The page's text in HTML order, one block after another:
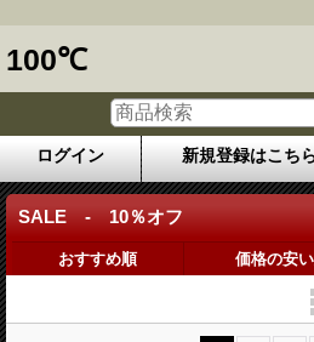
100℃
ログイン 新規登録はこち
SALE - 10％オフ
おすすめ順 価格の安